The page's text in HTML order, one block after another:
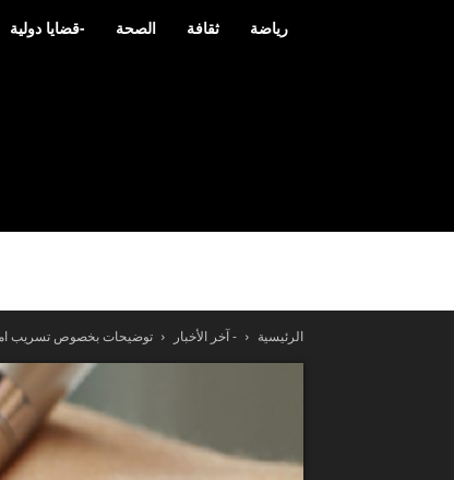
-قضايا دولية الصحة ثقافة رياضة
الرئيسية - آخر الأخبار توضيحات بخصوص تسريب